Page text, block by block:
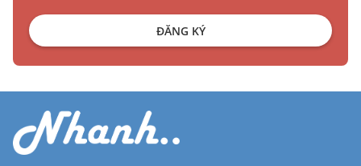
ĐĂNG KÝ